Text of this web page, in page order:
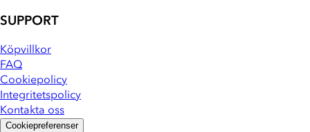
SUPPORT
Köpvillkor
FAQ
Cookiepolicy
Integritetspolicy
Kontakta oss
Cookiepreferenser